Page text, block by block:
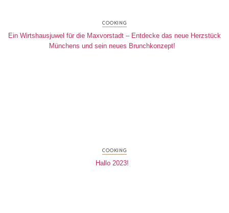
COOKING
Ein Wirtshausjuwel für die Maxvorstadt – Entdecke das neue Herzstück
Münchens und sein neues Brunchkonzept!
COOKING
Hallo 2023!